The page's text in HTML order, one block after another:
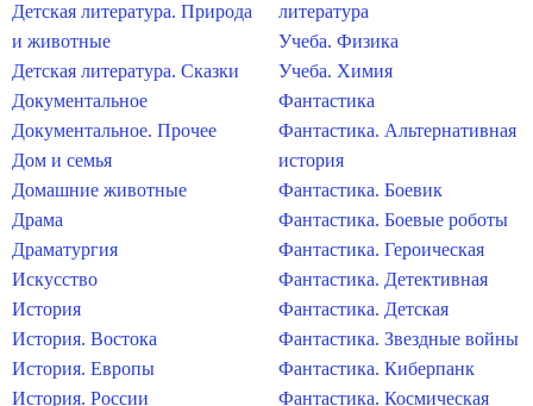
Детская литература. Природа
и животные
Детская литература. Сказки
Документальное
Документальное. Прочее
Дом и семья
Домашние животные
Драма
Драматургия
Искусство
История
История. Востока
История. Европы
История. России
литература
Учеба. Физика
Учеба. Химия
Фантастика
Фантастика. Альтернативная
история
Фантастика. Боевик
Фантастика. Боевые роботы
Фантастика. Героическая
Фантастика. Детективная
Фантастика. Детская
Фантастика. Звездные войны
Фантастика. Киберпанк
Фантастика. Космическая